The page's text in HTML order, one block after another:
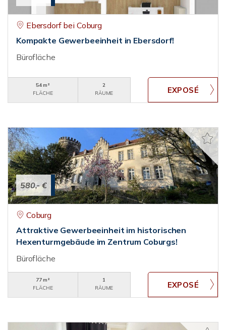
Ebersdorf bei Coburg
Kompakte Gewerbeeinheit in Ebersdorf!
Bürofläche
54 m²
FLÄCHE
2
RÄUME
580,- €
Coburg
Attraktive Gewerbeeinheit im historischen
Hexenturmgebäude im Zentrum Coburgs!
Bürofläche
77 m²
FLÄCHE
1
RÄUME